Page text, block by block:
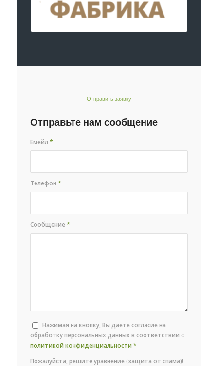
Отправить заявку
Отправьте нам сообщение
Емейл*
Телефон*
Сообщение*
Нажимая на кнопку, Вы даете согласие на
обработку персональных данных в соответствии с
политикой конфиденциальности *
Пожалуйста, решите уравнение (защита от спама)!